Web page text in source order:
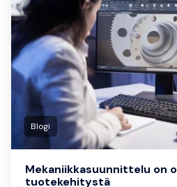
Blogi
Mekaniikkasuunnittelu on
tuotekehitystä